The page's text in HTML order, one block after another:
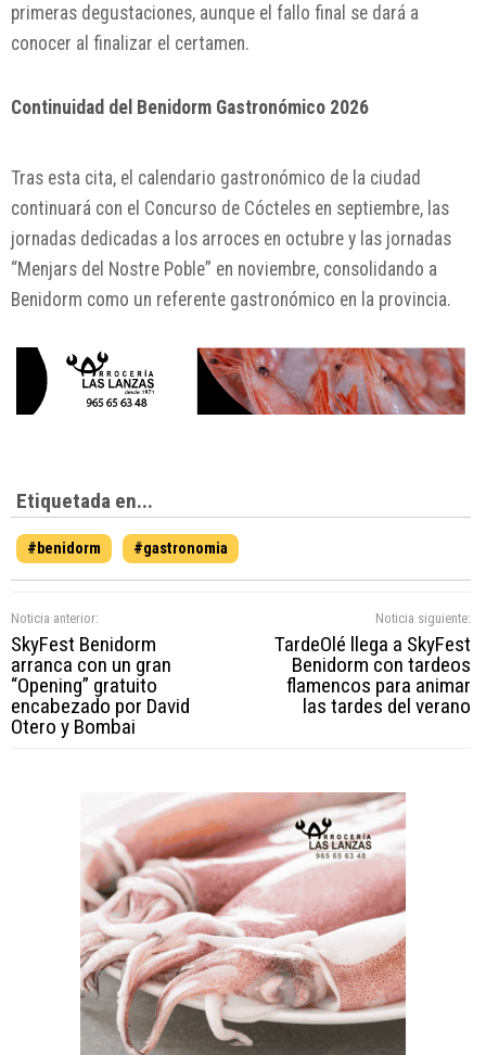
primeras degustaciones, aunque el fallo final se dará a
conocer al finalizar el certamen.
Continuidad del Benidorm Gastronómico 2026
Tras esta cita, el calendario gastronómico de la ciudad
continuará con el Concurso de Cócteles en septiembre, las
jornadas dedicadas a los arroces en octubre y las jornadas
“Menjars del Nostre Poble” en noviembre, consolidando a
Benidorm como un referente gastronómico en la provincia.
Etiquetada en...
#benidorm #gastronomia
Noticia anterior:
SkyFest Benidorm
arranca con un gran
“Opening” gratuito
encabezado por David
Otero y Bombai
Noticia siguiente:
TardeOlé llega a SkyFest
Benidorm con tardeos
flamencos para animar
las tardes del verano